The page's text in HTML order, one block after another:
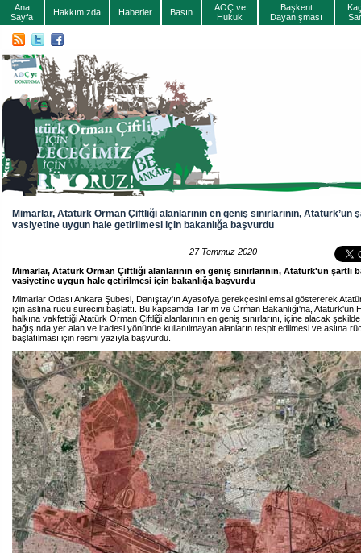
Ana
Sayfa
Hakkımızda Haberler Basın
AOÇ ve
Hukuk
Başkent
Dayanışması
Mimarlar, Atatürk Orman Çiftliği alanlarının en geniş sınırlarının, Atatürk’ün
vasiyetine uygun hale getirilmesi için bakanlığa başvurdu
27 Temmuz 2020
Mimarlar, Atatürk Orman Çiftliği alanlarının en geniş sınırlarının, Atatürk'ün şartlı
vasiyetine uygun hale getirilmesi için bakanlığa başvurdu
Mimarlar Odası Ankara Şubesi, Danıştay'ın Ayasofya gerekçesini emsal göstererek
için aslına rücu sürecini başlattı. Bu kapsamda Tarım ve Orman Bakanlığı'na, Atatürk'ün
halkına vakfettiği Atatürk Orman Çiftliği alanlarının en geniş sınırlarını, içine alacak
bağışında yer alan ve iradesi yönünde kullanılmayan alanların tespit edilmesi ve aslına
başlatılması için resmi yazıyla başvurdu.